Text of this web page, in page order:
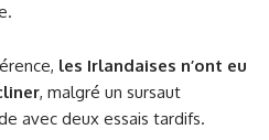
les Irlandaises n’ont eu
, malgré un sursaut
avec deux essais tardifs.